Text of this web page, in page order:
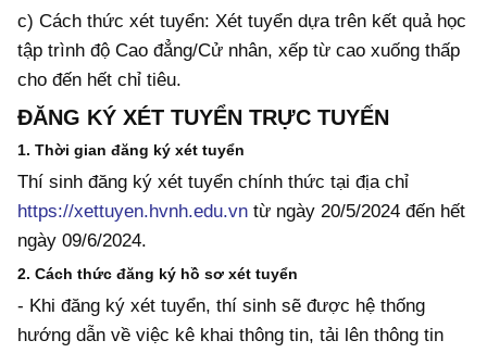
c) Cách thức xét tuyển: Xét tuyển dựa trên kết quả học
tập trình độ Cao đẳng/Cử nhân, xếp từ cao xuống thấp
cho đến hết chỉ tiêu.
ĐĂNG KÝ XÉT TUYỂN TRỰC TUYẾN
1. Thời gian đăng ký xét tuyển
Thí sinh đăng ký xét tuyển chính thức tại địa chỉ
https://xettuyen.hvnh.edu.vn từ ngày 20/5/2024 đến hết
ngày 09/6/2024.
2. Cách thức đăng ký hồ sơ xét tuyển
- Khi đăng ký xét tuyển, thí sinh sẽ được hệ thống
hướng dẫn về việc kê khai thông tin, tải lên thông tin